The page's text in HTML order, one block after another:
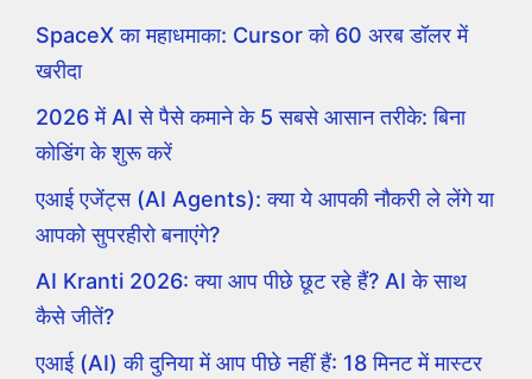
SpaceX का महाधमाका: Cursor को 60 अरब डॉलर में
खरीदा
2026 में AI से पैसे कमाने के 5 सबसे आसान तरीके: बिना
कोडिंग के शुरू करें
एआई एजेंट्स (AI Agents): क्या ये आपकी नौकरी ले लेंगे या
आपको सुपरहीरो बनाएंगे?
AI Kranti 2026: क्या आप पीछे छूट रहे हैं? AI के साथ
कैसे जीतें?
एआई (AI) की दुनिया में आप पीछे नहीं हैं: 18 मिनट में मास्टर